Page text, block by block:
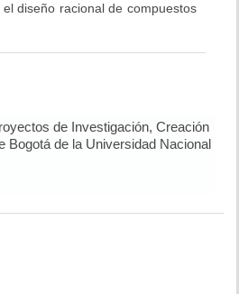
diseño racional de compuestos
de Investigación, Creación
Bogotá de la Universidad Nacional